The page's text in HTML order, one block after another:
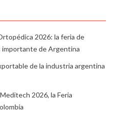
2026: la feria de
importante de Argentina
de la industria argentina
2026, la Feria